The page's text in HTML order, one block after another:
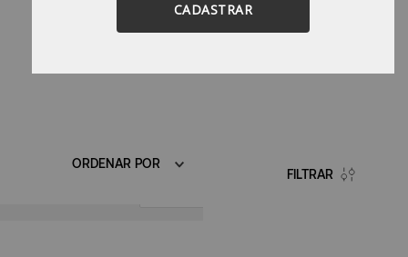
ORDENAR POR
FILTRAR
CADASTRAR